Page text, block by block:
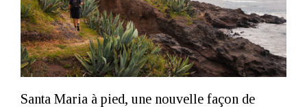
Santa Maria à pied, une nouvelle façon de